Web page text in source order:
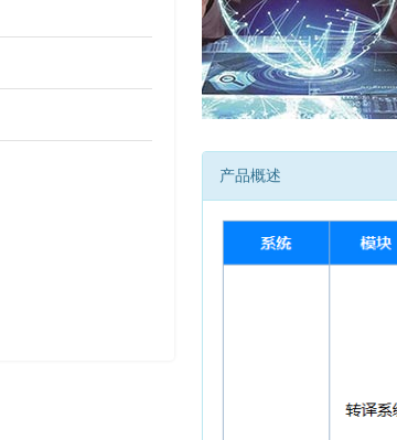
产品概述